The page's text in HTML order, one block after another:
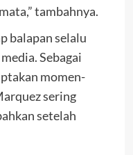
tambahnya.
balapan selalu
Sebagai
momen-
sering
setelah